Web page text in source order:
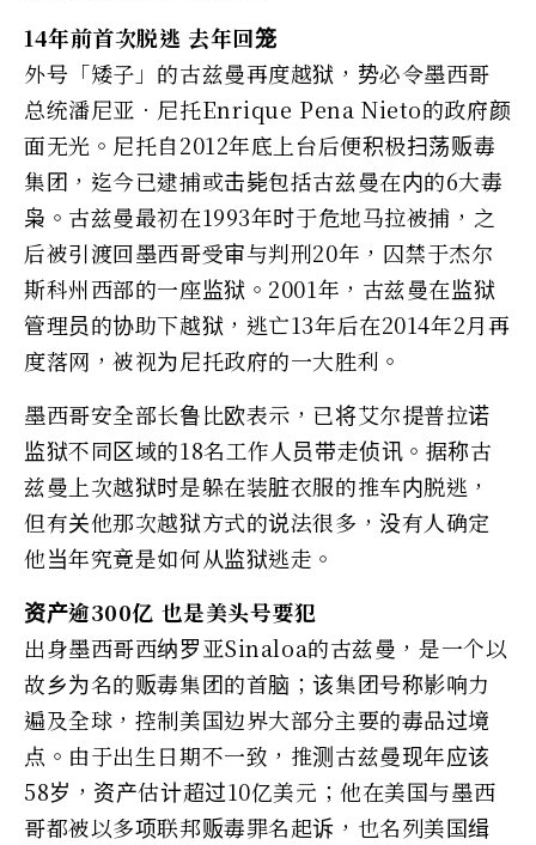
14年前首次脱逃 去年回笼
外号「矮子」的古兹曼再度越狱，势必令墨西哥
总统潘尼亚．尼托Enrique Pena Nieto的政府颜
面无光。尼托自2012年底上台后便积极扫荡贩毒
集团，迄今已逮捕或击毙包括古兹曼在内的6大毒
枭。古兹曼最初在1993年时于危地马拉被捕，之
后被引渡回墨西哥受审与判刑20年，囚禁于杰尔
斯科州西部的一座监狱。2001年，古兹曼在监狱
管理员的协助下越狱，逃亡13年后在2014年2月再
度落网，被视为尼托政府的一大胜利。
墨西哥安全部长鲁比欧表示，已将艾尔提普拉诺
监狱不同区域的18名工作人员带走侦讯。据称古
兹曼上次越狱时是躲在装脏衣服的推车内脱逃，
但有关他那次越狱方式的说法很多，没有人确定
他当年究竟是如何从监狱逃走。
资产逾300亿 也是美头号要犯
出身墨西哥西纳罗亚Sinaloa的古兹曼，是一个以
故乡为名的贩毒集团的首脑；该集团号称影响力
遍及全球，控制美国边界大部分主要的毒品过境
点。由于出生日期不一致，推测古兹曼现年应该
58岁，资产估计超过10亿美元；他在美国与墨西
哥都被以多项联邦贩毒罪名起诉，也名列美国缉